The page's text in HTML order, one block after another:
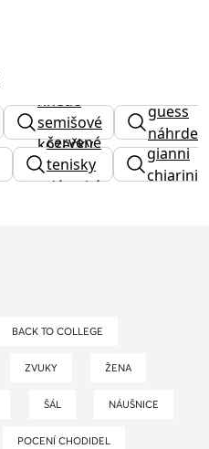
hnědé
semišové
kozačky
guess
červené
tenisky
dámské
gianni
chiarini
BACK TO COLLEGE
ZVUKY ŽENA
ŠÁL NÁUŠNICE
POCENÍ CHODIDEL